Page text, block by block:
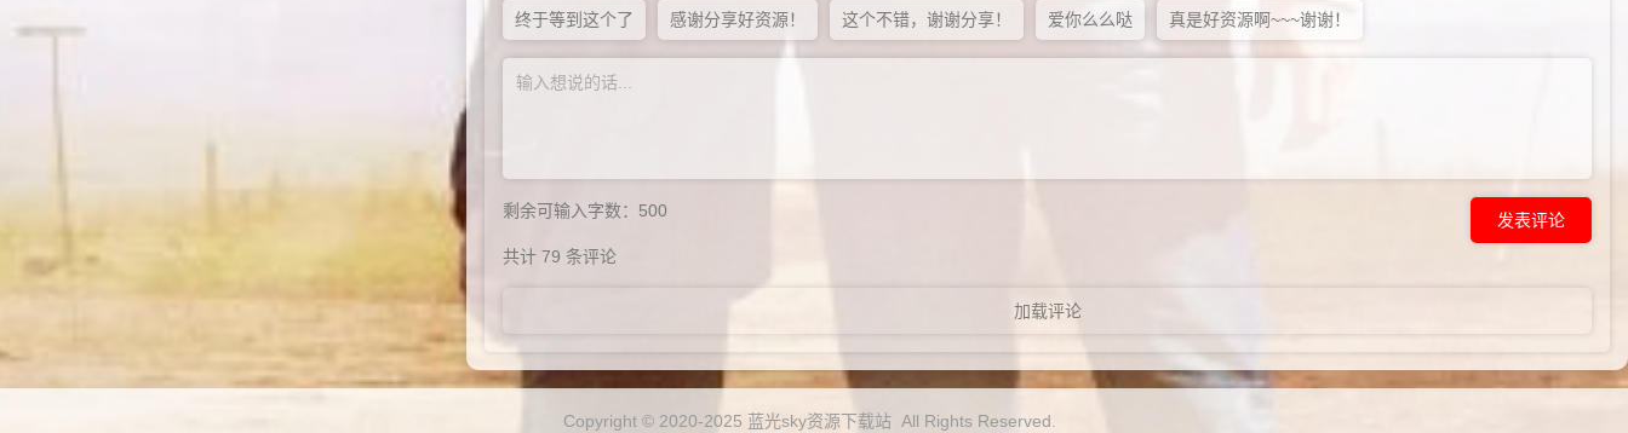
终于等到这个了 感谢分享好资源！ 这个不错，谢谢分享！ 爱你么么哒 真是好资源啊~~~谢谢！
剩余可输入字数： 500
发表评论
共计 79 条评论
加载评论
Copyright © 2020-2025 蓝光sky资源下载站 All Rights Reserved.